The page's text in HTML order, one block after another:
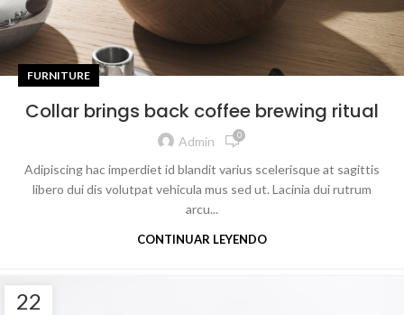
FURNITURE
Collar brings back coffee brewing ritual
Admin 0
Adipiscing hac imperdiet id blandit varius scelerisque at sagittis
libero dui dis volutpat vehicula mus sed ut. Lacinia dui rutrum
arcu...
CONTINUAR LEYENDO
22